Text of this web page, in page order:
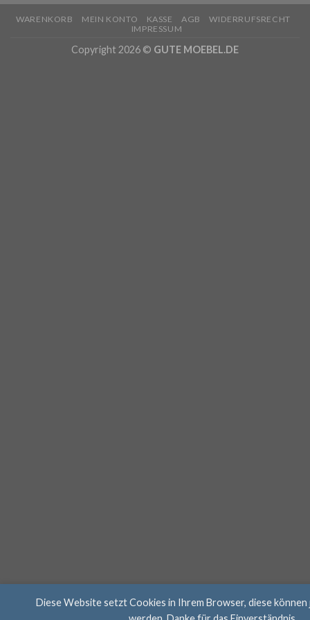
WARENKORB MEIN KONTO KASSE AGB
WIDERRUFSRECHT
IMPRESSUM
Copyright 2026 © GUTE MOEBEL.DE
Diese Website setzt Cookies in Ihrem Browser, diese